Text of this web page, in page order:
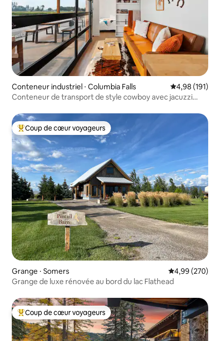
Conteneur industriel ⋅ Columbia Falls Évaluation
4,98 (191)
Conteneur de transport de style cowboy avec jacuzzi
Coups de cœur voyageurs les plus appréciés
Coup de cœur voyageurs
Grange ⋅ Somers Évaluation
4,99 (270)
Grange de luxe rénovée au bord du lac Flathead
Coups de cœur voyageurs les plus appréciés
Coup de cœur voyageurs